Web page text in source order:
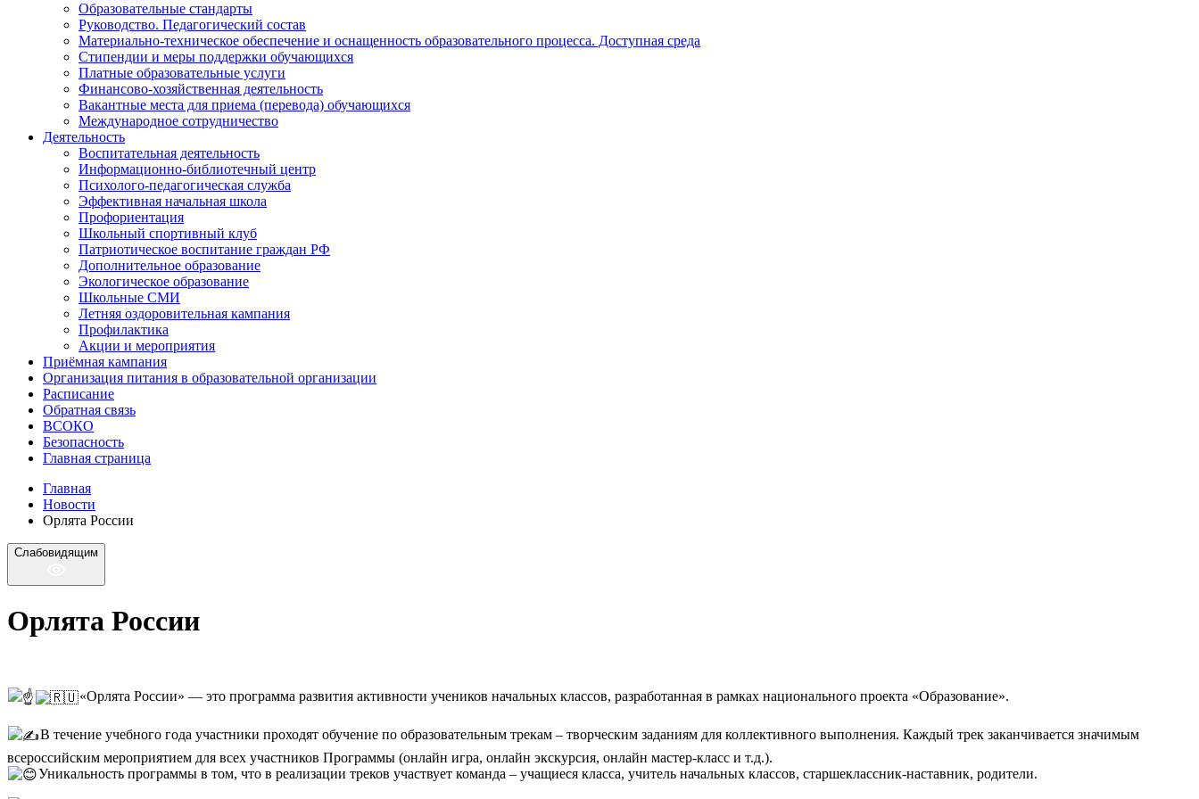
Образовательные стандарты
Руководство. Педагогический состав
Материально-техническое обеспечение и оснащенность образовательного процесса. Доступная среда
Стипендии и меры поддержки обучающихся
Платные образовательные услуги
Финансово-хозяйственная деятельность
Вакантные места для приема (перевода) обучающихся
Международное сотрудничество
Деятельность
Воспитательная деятельность
Информационно-библиотечный центр
Психолого-педагогическая служба
Эффективная начальная школа
Профориентация
Школьный спортивный клуб
Патриотическое воспитание граждан РФ
Дополнительное образование
Экологическое образование
Школьные СМИ
Летняя оздоровительная кампания
Профилактика
Акции и мероприятия
Приёмная кампания
Организация питания в образовательной организации
Расписание
Обратная связь
ВСОКО
Безопасность
Главная страница
Главная
Новости
Орлята России
Слабовидящим
Орлята России
«Орлята России» — это программа развития активности учеников начальных классов, разработанная в рамках национального проекта «Образование».
В течение учебного года участники проходят обучение по образовательным трекам – творческим заданиям для коллективного выполнения. Каждый трек заканчивается значимым
всероссийским мероприятием для всех участников Программы (онлайн игра, онлайн экскурсия, онлайн мастер-класс и т.д.).
Уникальность программы в том, что в реализации треков участвует команда – учащиеся класса, учитель начальных классов, старшеклассник-наставник, родители.